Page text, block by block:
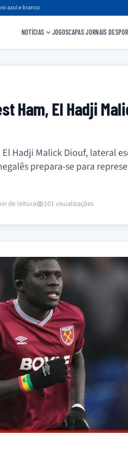
azul e branco
NOTÍCIAS JOGOSCAPAS JORNAIS
Ham, El Hadji
Hadji Malick Diouf, lateral
prepara-se para
de leitura 101 visualizações